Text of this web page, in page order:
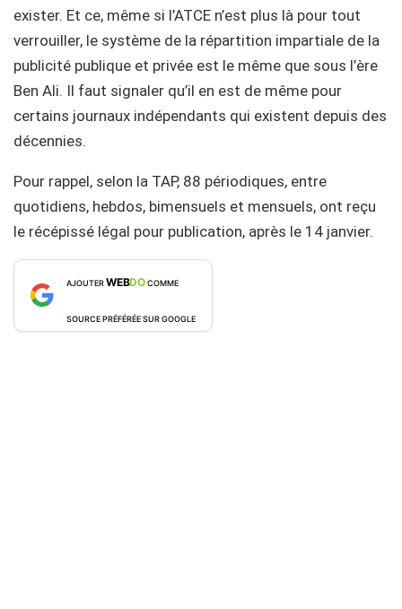
exister. Et ce, même si l’ATCE n’est plus là pour tout
verrouiller, le système de la répartition impartiale de la
publicité publique et privée est le même que sous l’ère
Ben Ali. Il faut signaler qu’il en est de même pour
certains journaux indépendants qui existent depuis des
décennies.
Pour rappel, selon la TAP, 88 périodiques, entre
quotidiens, hebdos, bimensuels et mensuels, ont reçu
le récépissé légal pour publication, après le 14 janvier.
AJOUTERWEBDOCOMME
SOURCE PRÉFÉRÉE SUR GOOGLE